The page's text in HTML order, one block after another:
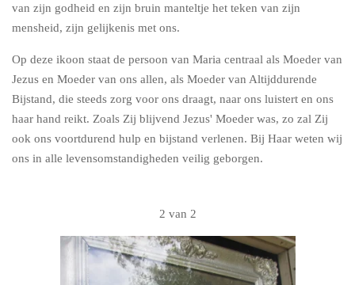
van zijn godheid en zijn bruin manteltje het teken van zijn
mensheid, zijn gelijkenis met ons.
Op deze ikoon staat de persoon van Maria centraal als Moeder van
Jezus en Moeder van ons allen, als Moeder van Altijddurende
Bijstand, die steeds zorg voor ons draagt, naar ons luistert en ons
haar hand reikt. Zoals Zij blijvend Jezus' Moeder was, zo zal Zij
ook ons voortdurend hulp en bijstand verlenen. Bij Haar weten wij
ons in alle levensomstandigheden veilig geborgen.
2 van 2